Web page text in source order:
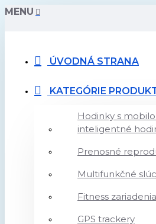
MENU
ÚVODNÁ STRANA
KATEGÓRIE
Hodinky s
inteligentné
Prenosné
Multifunkčné
Fitness
GPS trackery